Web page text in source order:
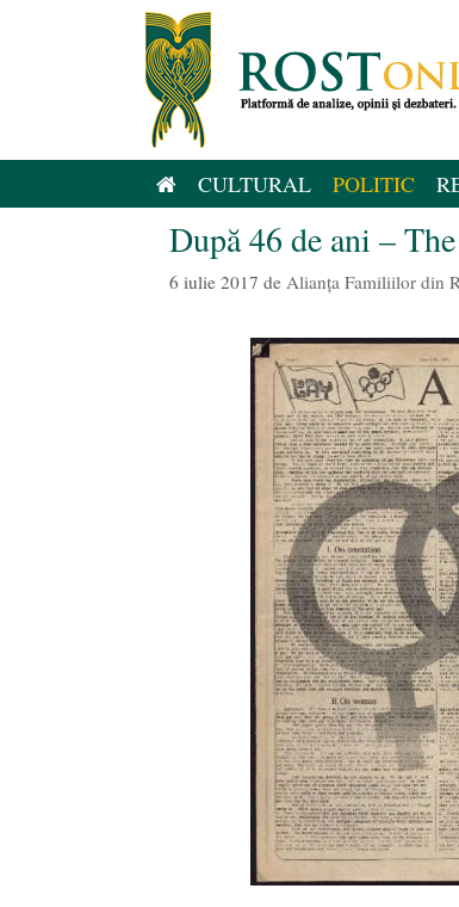
CULTURAL POLITIC
După 46 de ani –
6 iulie 2017 de Alianţa Familiilor din